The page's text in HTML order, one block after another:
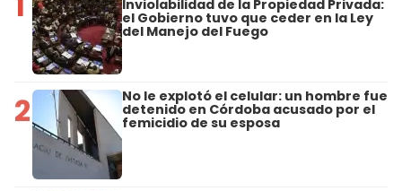
Inviolabilidad de la Propiedad Privada:
el Gobierno tuvo que ceder en la Ley
del Manejo del Fuego
2 No le explotó el celular: un hombre fue
detenido en Córdoba acusado por el
femicidio de su esposa